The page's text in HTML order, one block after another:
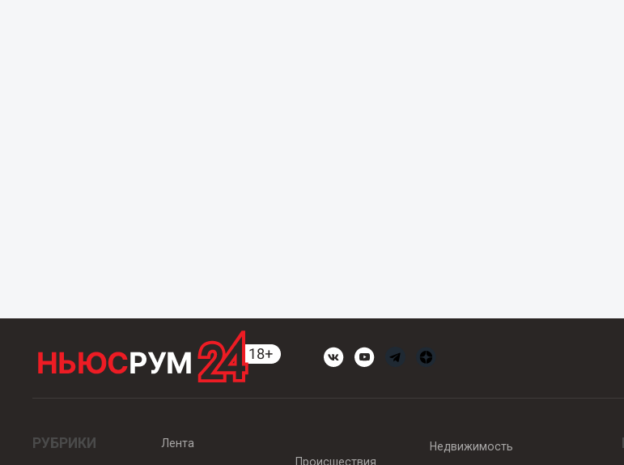
РУБРИКИ
Лента
Происшествия
Недвижимость